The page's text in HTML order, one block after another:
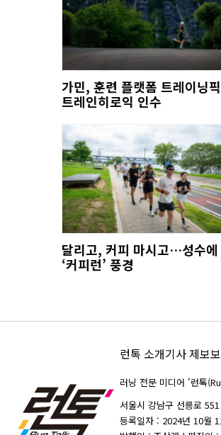
가민, 훈련 플랫폼 트레이닝
트레인히로익 인수
달리고, 커피 마시고…성수에
‘커피런’ 풍경
런톡 소개기사 제보
러닝 전문 미디어 '런톡
서울시 강남구 선릉로
등록일자 : 2024년 10월